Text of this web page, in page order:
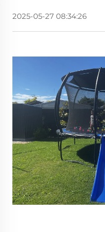
2025-05-27 08:34:26